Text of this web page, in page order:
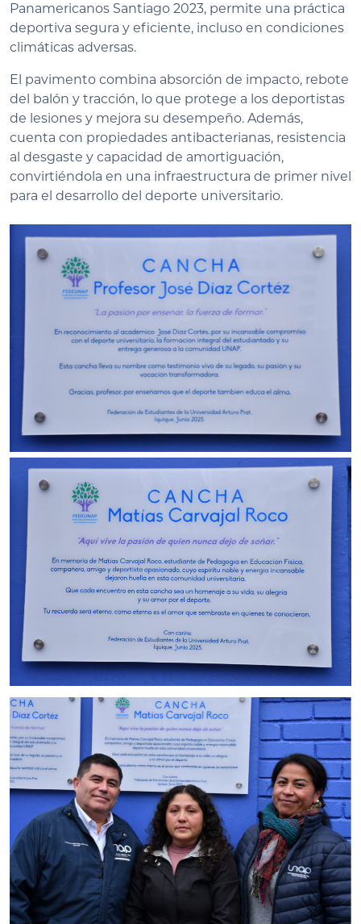
Panamericanos Santiago 2023, permite una práctica
deportiva segura y eficiente, incluso en condiciones
climáticas adversas.
El pavimento combina absorción de impacto, rebote
del balón y tracción, lo que protege a los deportistas
de lesiones y mejora su desempeño. Además,
cuenta con propiedades antibacterianas, resistencia
al desgaste y capacidad de amortiguación,
convirtiéndola en una infraestructura de primer nivel
para el desarrollo del deporte universitario.